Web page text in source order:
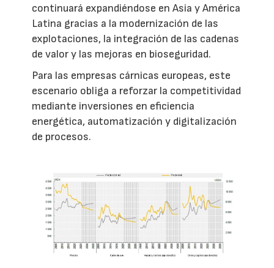
continuará expandiéndose en Asia y América
Latina gracias a la modernización de las
explotaciones, la integración de las cadenas
de valor y las mejoras en bioseguridad.
Para las empresas cárnicas europeas, este
escenario obliga a reforzar la competitividad
mediante inversiones en eficiencia
energética, automatización y digitalización
de procesos.